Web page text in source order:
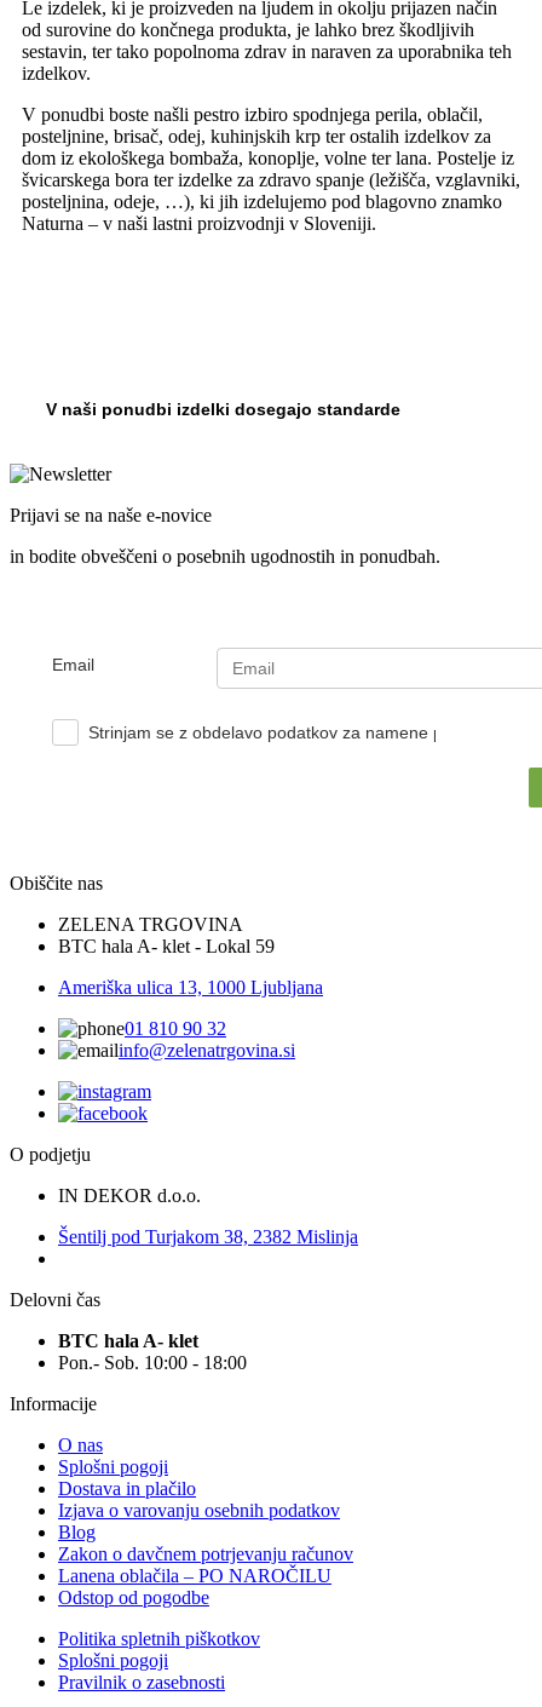
Le izdelek, ki je proizveden na ljudem in okolju prijazen način
od surovine do končnega produkta, je lahko brez škodljivih
sestavin, ter tako popolnoma zdrav in naraven za uporabnika teh
izdelkov.
V ponudbi boste našli pestro izbiro spodnjega perila, oblačil,
posteljnine, brisač, odej, kuhinjskih krp ter ostalih izdelkov za
dom iz ekološkega bombaža, konoplje, volne ter lana. Postelje iz
švicarskega bora ter izdelke za zdravo spanje (ležišča, vzglavniki,
posteljnina, odeje, …), ki jih izdelujemo pod blagovno znamko
Naturna – v naši lastni proizvodnji v Sloveniji.
V naši ponudbi izdelki dosegajo standarde
Prijavi se na naše e-novice
in bodite obveščeni o posebnih ugodnostih in ponudbah.
Email
Strinjam se z obdelavo podatkov za namene pošiljanja e-
Obiščite nas
ZELENA TRGOVINA
BTC hala A- klet - Lokal 59
Ameriška ulica 13, 1000 Ljubljana
01 810 90 32
info@zelenatrgovina.si
O podjetju
IN DEKOR d.o.o.
Šentilj pod Turjakom 38, 2382 Mislinja
Delovni čas
BTC hala A- klet
Pon.- Sob. 10:00 - 18:00
Informacije
O nas
Splošni pogoji
Dostava in plačilo
Izjava o varovanju osebnih podatkov
Blog
Zakon o davčnem potrjevanju računov
Lanena oblačila – PO NAROČILU
Odstop od pogodbe
Politika spletnih piškotkov
Splošni pogoji
Pravilnik o zasebnosti